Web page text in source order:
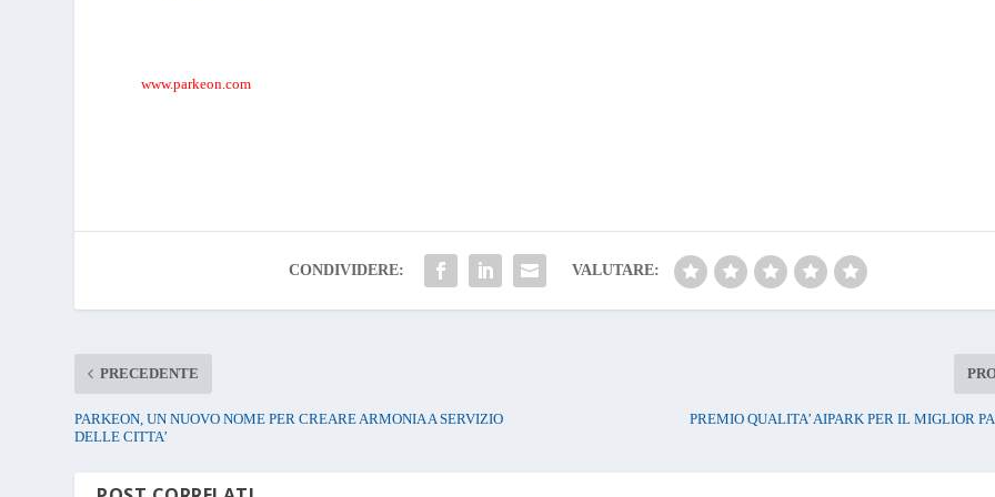
www.parkeon.com
CONDIVIDERE: VALUTARE:
PRECEDENTE
PARKEON, UN NUOVO NOME PER CREARE ARMONIA A SERVIZIO
DELLE CITTA’
PREMIO QUALITA’ AIPARK PER IL MIGLIOR